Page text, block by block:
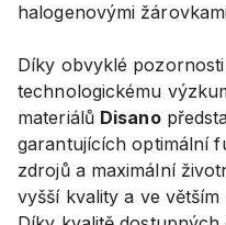
halogenovými
Díky obvyklé
technologickému
materiálů Disano
garantujících optimální
zdrojů a maximální
vyšší kvality a ve